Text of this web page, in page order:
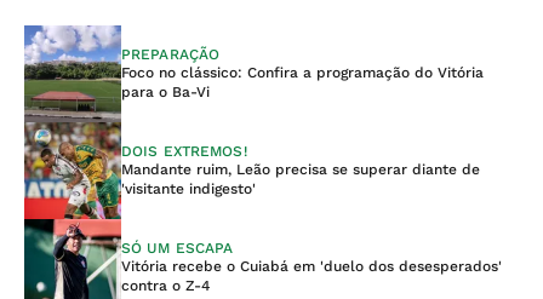
PREPARAÇÃO
Foco no clássico: Confira a programação do Vitória
para o Ba-Vi
DOIS EXTREMOS!
Mandante ruim, Leão precisa se superar diante de
'visitante indigesto'
SÓ UM ESCAPA
Vitória recebe o Cuiabá em 'duelo dos desesperados'
contra o Z-4